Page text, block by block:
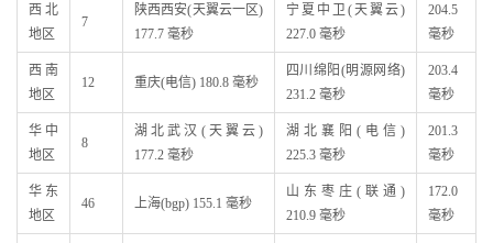
西北
地区
7
陕西西安(天翼云一区)
177.7 毫秒
宁夏中卫(天翼云)
227.0 毫秒
204.5
毫秒
西南
地区
12 重庆(电信) 180.8 毫秒
四川绵阳(明源网络)
231.2 毫秒
203.4
毫秒
华中
地区
8
湖北武汉(天翼云)
177.2 毫秒
湖北襄阳(电信)
225.3 毫秒
201.3
毫秒
华东
地区
46 上海(bgp) 155.1 毫秒
山东枣庄(联通)
210.9 毫秒
172.0
毫秒